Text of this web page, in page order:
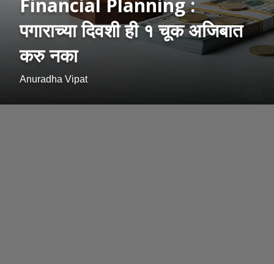
Financial Planning :
पगाराच्या दिवशी ही १ चूक अजिबात
करु नका
Anuradha Vipat